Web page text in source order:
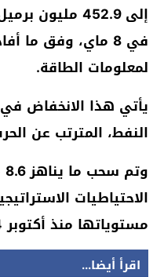
إلى 452.9
في 8 ماي، وفق ما
لمعلومات الطاقة.
يأتي هذا الانخفاض
النفط، المترتب عن
الاحتياطيات
مستوياتها منذ أكتوبر 2024.
اقرأ أيضا...